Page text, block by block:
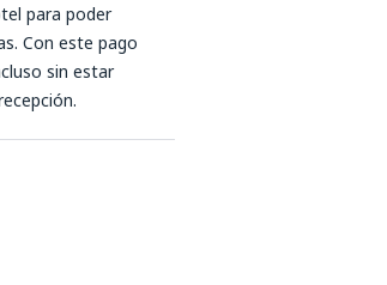
para poder
Con este pago
sin estar